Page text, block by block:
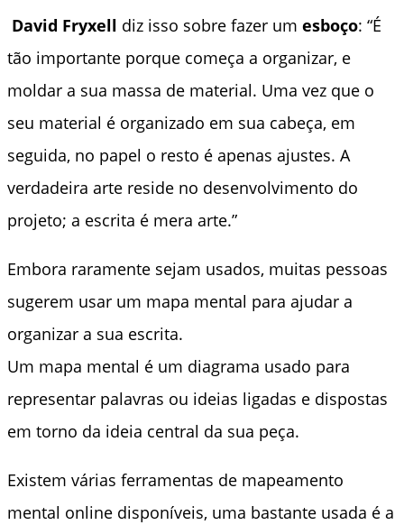
David Fryxell diz isso sobre fazer um esboço: “É
tão importante porque começa a organizar, e
moldar a sua massa de material. Uma vez que o
seu material é organizado em sua cabeça, em
seguida, no papel o resto é apenas ajustes. A
verdadeira arte reside no desenvolvimento do
projeto; a escrita é mera arte.”
Embora raramente sejam usados, muitas pessoas
sugerem usar um mapa mental para ajudar a
organizar a sua escrita.
Um mapa mental é um diagrama usado para
representar palavras ou ideias ligadas e dispostas
em torno da ideia central da sua peça.
Existem várias ferramentas de mapeamento
mental online disponíveis, uma bastante usada é a